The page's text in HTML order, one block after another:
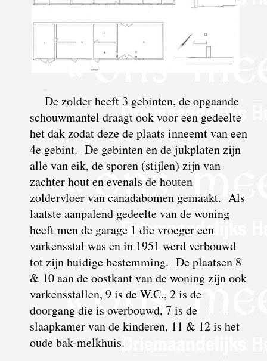
De zolder heeft 3 gebinten, de opgaande
schouwmantel draagt ook voor een gedeelte
het dak zodat deze de plaats inneemt van een
4e gebint. De gebinten en de jukplaten zijn
alle van eik, de sporen (stijlen) zijn van
zachter hout en evenals de houten
zoldervloer van canadabomen gemaakt. Als
laatste aanpalend gedeelte van de woning
heeft men de garage 1 die vroeger een
varkensstal was en in 1951 werd verbouwd
tot zijn huidige bestemming. De plaatsen 8
& 10 aan de oostkant van de woning zijn ook
varkensstallen, 9 is de W.C., 2 is de
doorgang die is overbouwd, 7 is de
slaapkamer van de kinderen, 11 & 12 is het
oude bak-melkhuis.